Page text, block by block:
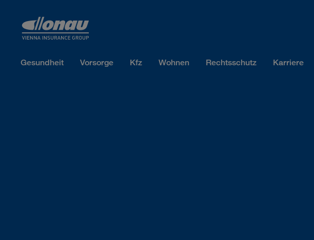
Gesundheit Vorsorge Kfz Wohnen Rechtsschutz Karriere